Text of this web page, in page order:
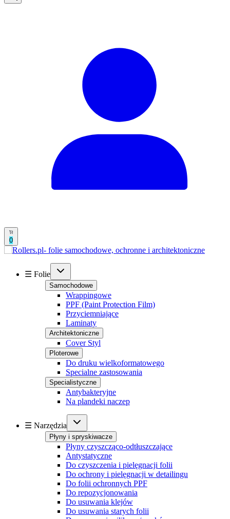
0
☰ Folie
Samochodowe
Wrappingowe
PPF (Paint Protection Film)
Przyciemniające
Laminaty
Architektoniczne
Cover Styl
Ploterowe
Do druku wielkoformatowego
Specialne zastosowania
Specialistyczne
Antybakteryjne
Na plandeki naczep
☰ Narzędzia
Płyny i spryskiwacze
Płyny czyszcząco-odtłuszczające
Antystatyczne
Do czyszczenia i pielęgnacji folii
Do ochrony i pielęgnacji w detailingu
Do folii ochronnych PPF
Do repozycjonowania
Do usuwania klejów
Do usuwania starych folii